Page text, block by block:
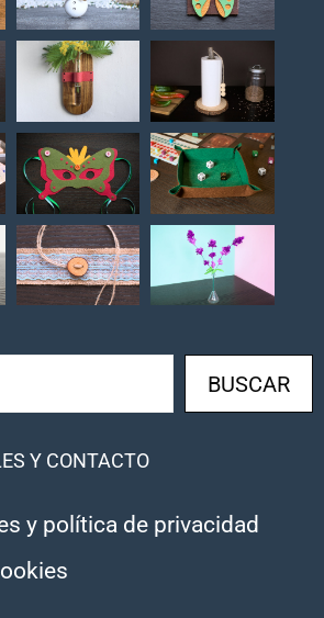
BUSCAR
Y CONTACTO
y política de privacidad